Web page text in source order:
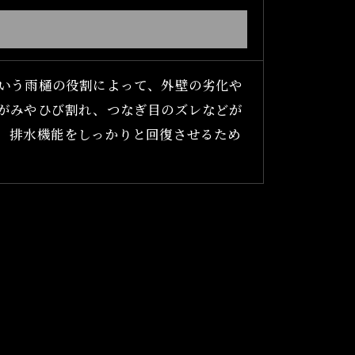
う雨樋の役割によって、外壁の劣化や
みやひび割れ、つなぎ目のズレなどが
水機能をしっかりと回復させるため